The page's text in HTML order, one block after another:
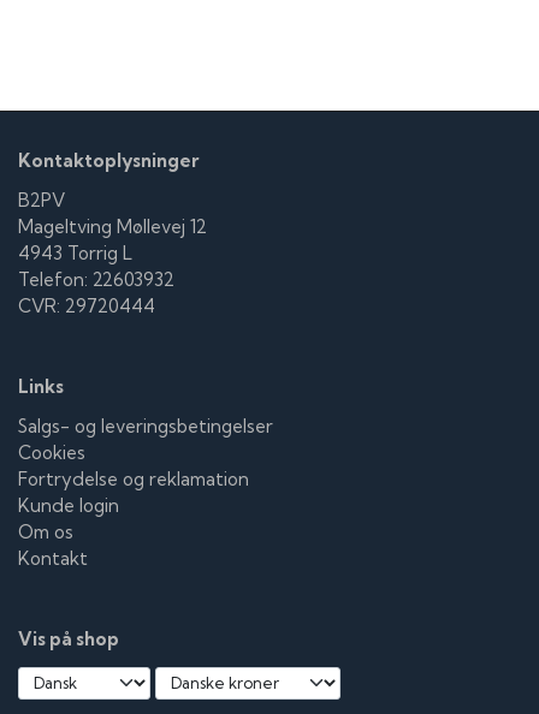
Kontaktoplysninger
B2PV
Mageltving Møllevej 12
4943 Torrig L
Telefon: 22603932
CVR: 29720444
Links
Salgs- og leveringsbetingelser
Cookies
Fortrydelse og reklamation
Kunde login
Om os
Kontakt
Vis på shop